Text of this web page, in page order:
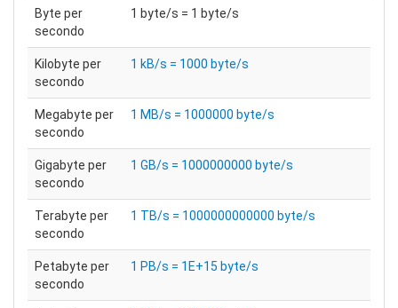
Byte per
secondo
1 byte/s = 1 byte/s
Kilobyte per
secondo
1 kB/s = 1000 byte/s
Megabyte per
secondo
1 MB/s = 1000000 byte/s
Gigabyte per
secondo
1 GB/s = 1000000000 byte/s
Terabyte per
secondo
1 TB/s = 1000000000000 byte/s
Petabyte per
secondo
1 PB/s = 1E+15 byte/s